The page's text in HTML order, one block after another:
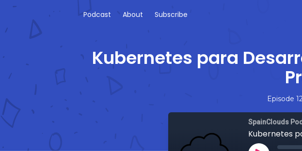
Podcast About Subscribe
Kubernetes para
Episode
SpainClouds